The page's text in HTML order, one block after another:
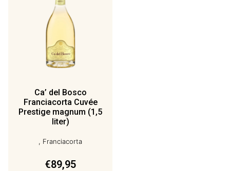
Ca’ del Bosco
Franciacorta Cuvée
Prestige magnum (1,5
liter)
, Franciacorta
€89,95